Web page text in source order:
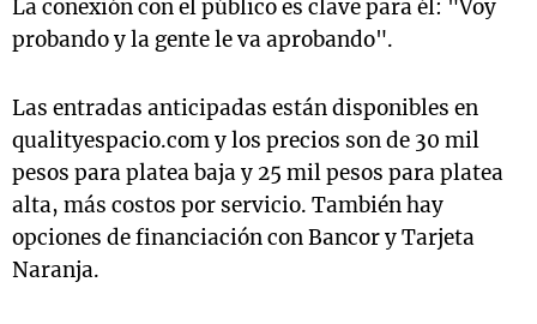
La conexión con el público es clave para él: "Voy
probando y la gente le va aprobando".
Las entradas anticipadas están disponibles en
qualityespacio.com y los precios son de 30 mil
pesos para platea baja y 25 mil pesos para platea
alta, más costos por servicio. También hay
opciones de financiación con Bancor y Tarjeta
Naranja.